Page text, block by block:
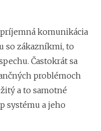
príjemná komunikácia
so zákazníkmi, to
Častokrát sa
problémoch
a to samotné
systému a jeho